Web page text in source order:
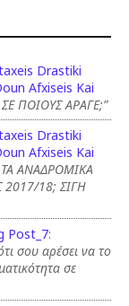
Drastiki
Afxiseis Kai
ΠΟΙΟΥΣ ΑΡΑΓΕ;”
Drastiki
Afxiseis Kai
ΑΝΑΔΡΟΜΙΚΑ
2017/18; ΣΙΓΗ
Post_7:
σου αρέσει να το
σε